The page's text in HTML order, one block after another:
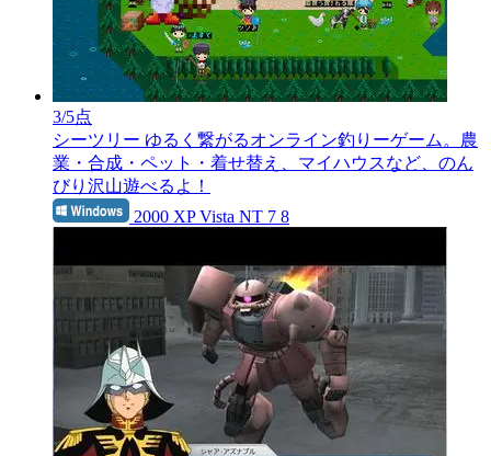
3/5点
シーツリー ゆるく繋がるオンライン釣りーゲーム。農
業・合成・ペット・着せ替え、マイハウスなど、のん
びり沢山遊べるよ！
2000 XP Vista NT 7 8